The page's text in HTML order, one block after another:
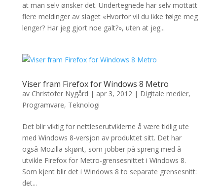
at man selv ønsker det. Undertegnede har selv mottatt
flere meldinger av slaget «Hvorfor vil du ikke følge meg
lenger? Har jeg gjort noe galt?», uten at jeg...
Viser fram Firefox for Windows 8 Metro
av Christofer Nygård | apr 3, 2012| Digitale medier,
Programvare, Teknologi
Det blir viktig for nettleserutviklerne å være tidlig ute
med Windows 8-versjon av produktet sitt. Det har
også Mozilla skjønt, som jobber på spreng med å
utvikle Firefox for Metro-grensesnittet i Windows 8.
Som kjent blir det i Windows 8 to separate grensesnitt:
det...